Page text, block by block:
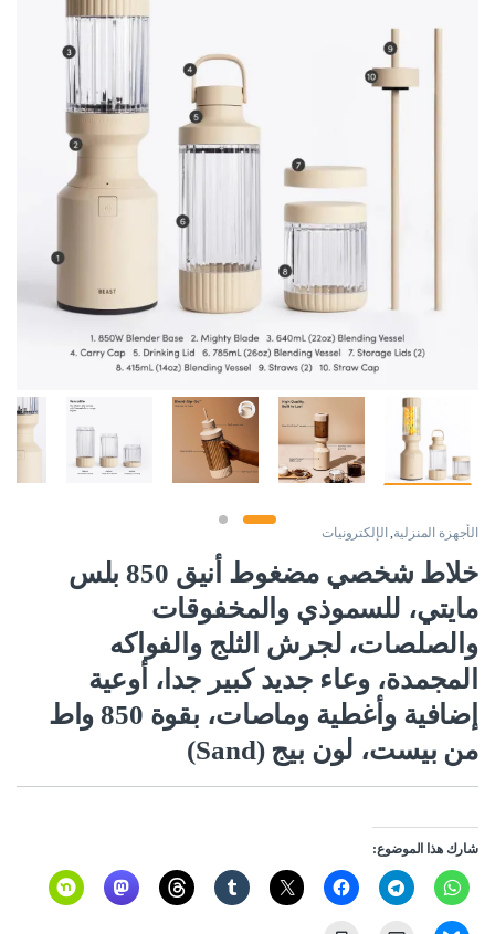
الأجهزة المنزلية, الإلكترونيات
خلاط شخصي مضغوط أنيق 850 بلس
مايتي، للسموذي والمخفوقات
والصلصات، لجرش الثلج والفواكه
المجمدة، وعاء جديد كبير جدا، أوعية
إضافية وأغطية وماصات، بقوة 850 واط
من بيست، لون بيج (Sand)
شارك هذا الموضوع: